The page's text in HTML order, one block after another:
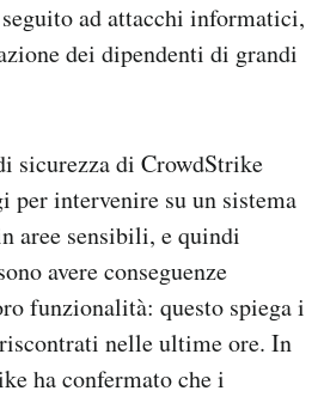
ad attacchi informatici,
dei dipendenti di grandi
sicurezza di CrowdStrike
per intervenire su un sistema
aree sensibili, e quindi
avere conseguenze
funzionalità: questo spiega i
nelle ultime ore. In
ha confermato che i